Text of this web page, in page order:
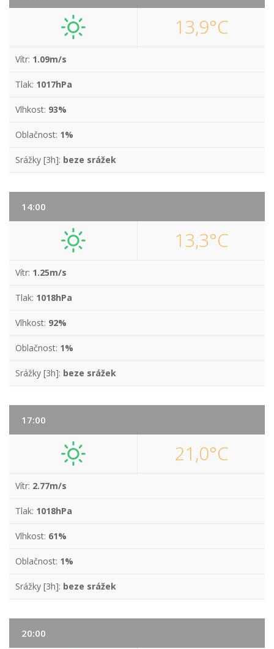
13,9°C
Vítr: 1.09m/s
Tlak: 1017hPa
Vlhkost: 93%
Oblačnost: 1%
Srážky [3h]: beze srážek
14:00
13,3°C
Vítr: 1.25m/s
Tlak: 1018hPa
Vlhkost: 92%
Oblačnost: 1%
Srážky [3h]: beze srážek
17:00
21,0°C
Vítr: 2.77m/s
Tlak: 1018hPa
Vlhkost: 61%
Oblačnost: 1%
Srážky [3h]: beze srážek
20:00